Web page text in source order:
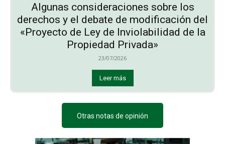
Algunas consideraciones sobre los
derechos y el debate de modificación del
«Proyecto de Ley de Inviolabilidad de la
Propiedad Privada»
23/07/2026
Leer más
Otras notas de opinión